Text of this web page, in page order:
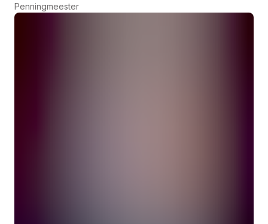
Penningmeester